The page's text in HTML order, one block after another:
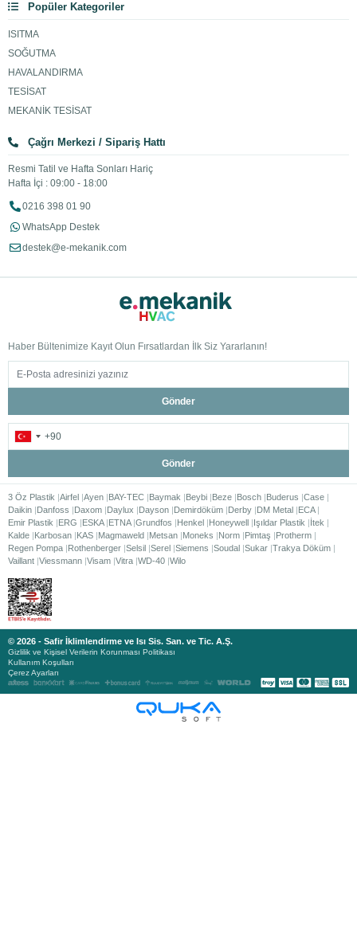
Popüler Kategoriler
ISITMA
SOĞUTMA
HAVALANDIRMA
TESİSAT
MEKANİK TESİSAT
Çağrı Merkezi / Sipariş Hattı
Resmi Tatil ve Hafta Sonları Hariç
Hafta İçi : 09:00 - 18:00
0216 398 01 90
WhatsApp Destek
destek@e-mekanik.com
Haber Bültenimize Kayıt Olun Fırsatlardan İlk Siz Yararlanın!
Gönder
Gönder
3 Öz Plastik Airfel Ayen BAY-TEC Baymak Beybi Beze Bosch Buderus Case
Daikin Danfoss Daxom Daylux Dayson Demirdöküm Derby DM Metal ECA
Emir Plastik
ERG ESKA ETNA Grundfos Henkel Honeywell Işıldar Plastik
İtek
Kalde Karbosan KAS Magmaweld Metsan Moneks Norm Pimtaş
Protherm
Regen Pompa Rothenberger Selsil Serel Siemens Soudal Sukar Trakya Döküm
Vaillant Viessmann Visam Vitra WD-40 Wilo
© 2026 - Safir İklimlendirme ve Isı Sis. San. ve Tic. A.Ş.
Gizlilik ve Kişisel Verilerin Korunması Politikası
Kullanım Koşulları
Çerez Ayarları